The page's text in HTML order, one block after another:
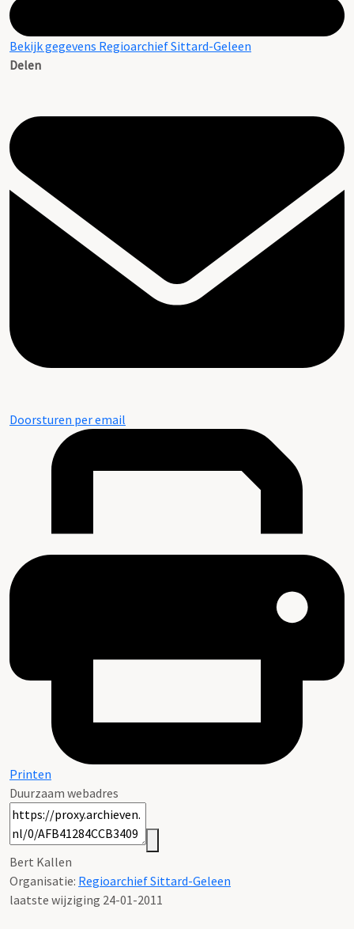
Bekijk gegevens Regioarchief Sittard-Geleen
Delen
Doorsturen per email
Printen
Duurzaam webadres
Bert Kallen
Organisatie: Regioarchief Sittard-Geleen
laatste wijziging 24-01-2011